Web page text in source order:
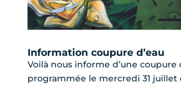
Information coupure d’eau
Voilà nous informe d’une coupure
programmée le mercredi 31 juillet